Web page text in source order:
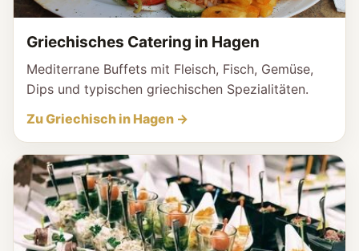
Griechisches Catering in Hagen
Mediterrane Buffets mit Fleisch, Fisch, Gemüse,
Dips und typischen griechischen Spezialitäten.
Zu Griechisch in Hagen →